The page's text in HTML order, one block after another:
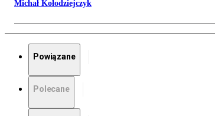
Michał Kołodziejczyk
Powiązane
Polecane